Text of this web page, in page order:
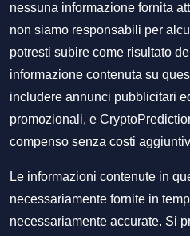
nessuna informazione fornita
non siamo responsabili per
potresti subire come risultato
informazione contenuta su
includere annunci pubblicitari
promozionali, e
compenso senza costi
Le informazioni contenute in
necessariamente fornite in
necessariamente accurate. Si